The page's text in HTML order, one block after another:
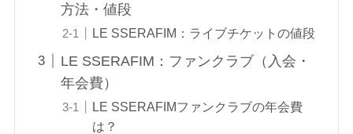
方法・値段
LE SSERAFIM：ライブチケットの値段
LE SSERAFIM：ファンクラブ（入会・
年会費）
LE SSERAFIMファンクラブの年会費
は？